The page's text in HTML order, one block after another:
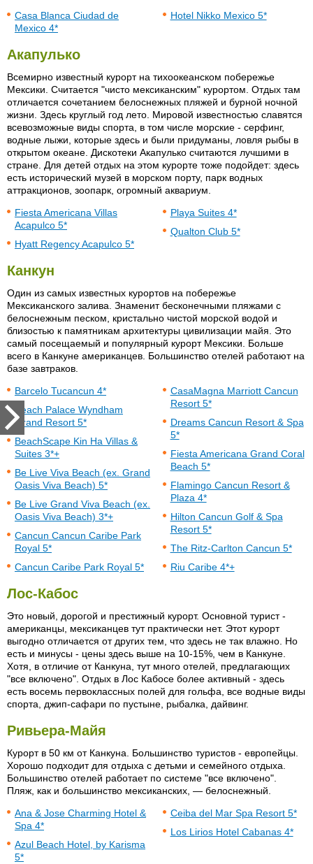
Casa Blanca Ciudad de
Mexico 4*
Hotel Nikko Mexico 5*
Акапулько
Всемирно известный курорт на тихоокеанском побережье
Мексики. Считается "чисто мексиканским" курортом. Отдых там
отличается сочетанием белоснежных пляжей и бурной ночной
жизни. Здесь круглый год лето. Мировой известностью славятся
всевозможные виды спорта, в том числе морские - серфинг,
водные лыжи, которые здесь и были придуманы, ловля рыбы в
открытом океане. Дискотеки Акапулько считаются лучшими в
стране. Для детей отдых на этом курорте тоже подойдет: здесь
есть исторический музей в морском порту, парк водных
аттракционов, зоопарк, огромный аквариум.
Fiesta Americana Villas
Acapulco 5*
Hyatt Regency Acapulco 5*
Playa Suites 4*
Qualton Club 5*
Канкун
Один из самых известных курортов на побережье
Мексиканского залива. Знаменит бесконечными пляжами с
белоснежным песком, кристально чистой морской водой и
близостью к памятникам архитектуры цивилизации майя. Это
самый посещаемый и популярный курорт Мексики. Больше
всего в Канкуне американцев. Большинство отелей работают на
базе завтраков.
Barcelo Tucancun 4*
Beach Palace Wyndham
Grand Resort 5*
BeachScape Kin Ha Villas &
Suites 3*+
Be Live Viva Beach (ex. Grand
Oasis Viva Beach) 5*
Be Live Grand Viva Beach (ex.
Oasis Viva Beach) 3*+
Cancun Cancun Caribe Park
Royal 5*
Cancun Caribe Park Royal 5*
CasaMagna Marriott Cancun
Resort 5*
Dreams Cancun Resort & Spa
5*
Fiesta Americana Grand Coral
Beach 5*
Flamingo Cancun Resort &
Plaza 4*
Hilton Cancun Golf & Spa
Resort 5*
The Ritz-Carlton Cancun 5*
Riu Caribe 4*+
Лос-Кабос
Это новый, дорогой и престижный курорт. Основной турист -
американцы, мексиканцев тут практически нет. Этот курорт
выгодно отличается от других тем, что здесь не так влажно. Но
есть и минусы - цены здесь выше на 10-15%, чем в Канкуне.
Хотя, в отличие от Канкуна, тут много отелей, предлагающих
"все включено". Отдых в Лос Кабосе более активный - здесь
есть восемь первоклассных полей для гольфа, все водные виды
спорта, джип-сафари по пустыне, рыбалка, дайвинг.
Ривьера-Майя
Курорт в 50 км от Канкуна. Большинство туристов - европейцы.
Хорошо подходит для отдыха с детьми и семейного отдыха.
Большинство отелей работает по системе "все включено".
Пляж, как и большинство мексиканских, — белоснежный.
Ana & Jose Charming Hotel &
Spa 4*
Azul Beach Hotel, by Karisma
5*
Ceiba del Mar Spa Resort 5*
Los Lirios Hotel Cabanas 4*